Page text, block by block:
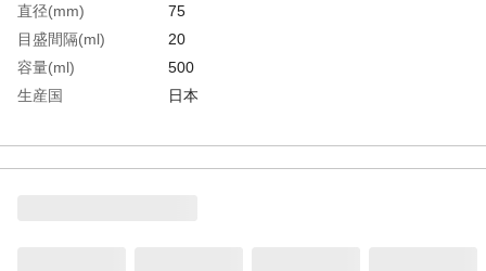
直径(mm)
75
目盛間隔(ml)
20
容量(ml)
500
生産国
日本
材質1
本体、キャップ：低密度ポリエチレン
(LDPE)